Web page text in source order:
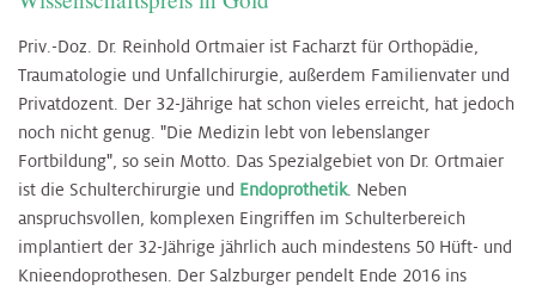
Priv.-Doz. Dr. Reinhold Ortmaier ist Facharzt für Orthopädie,
Traumatologie und Unfallchirurgie, außerdem Familienvater und
Privatdozent. Der 32-Jährige hat schon vieles erreicht, hat jedoch
noch nicht genug. "Die Medizin lebt von lebenslanger
Fortbildung", so sein Motto. Das Spezialgebiet von Dr. Ortmaier
ist die Schulterchirurgie und Endoprothetik. Neben
anspruchsvollen, komplexen Eingriffen im Schulterbereich
implantiert der 32-Jährige jährlich auch mindestens 50 Hüft- und
Knieendoprothesen. Der Salzburger pendelt Ende 2016 ins